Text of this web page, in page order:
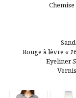
Chemise
Rouge à lèvre «
Eyeliner